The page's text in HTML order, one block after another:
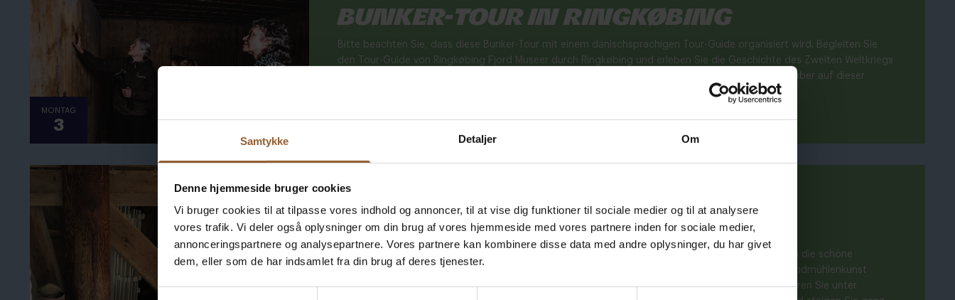
Samtykke Detaljer Om
Denne hjemmeside bruger cookies
Vi bruger cookies til at tilpasse vores indhold og annoncer, til at vise dig funktioner til sociale medier og til at analysere
vores trafik. Vi deler også oplysninger om din brug af vores hjemmeside med vores partnere inden for sociale medier,
annonceringspartnere og analysepartnere. Vores partnere kan kombinere disse data med andre oplysninger, du har givet
dem, eller som de har indsamlet fra din brug af deres tjenester.
Samtykkevalg
MONTAG
3
Bunker-Tour in Ringkøbing
Bitte beachten Sie, dass diese Bunker-Tour mit einem dänischsprachigen Tour-Guide organisiert wird. Begleiten Sie
den Tour-Guide von Ringkøbing Fjord Museer durch Ringkøbing und erleben Sie die Geschichte des Zweiten Weltkriegs
aus erster Hand. Nicht alle Spuren sind heute bei einem Spaziergang durch Ringkøbing zu sehen, aber auf dieser
Offene Mühle
Kommen Sie Skjern Vindmølle den Sommerferien und entdecken Sie Skjern Vindmølle ! Auch wenn die schöne
holländische Mühle derzeit ohne Flügel steht, stehen lokale Freiwillige, die in den Feinheiten der Windmühlenkunst
geschult sind, bereit, Ihnen die Mühle zu zeigen und ihre spannende Geschichte zu erzählen. Erfahren Sie unter